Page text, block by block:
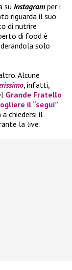
su Instagram per i
riguarda il suo
di nutrire
di food è
solo
Alcune
, infatti,
Grande Fratello
il “segui”
chiedersi il
la live: